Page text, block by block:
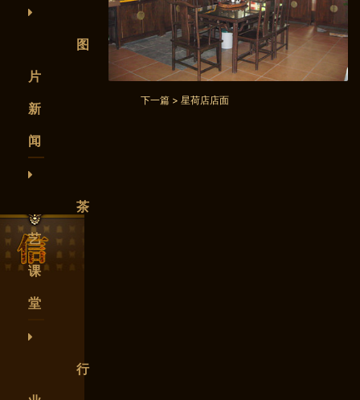
图
片
新
闻
茶
艺
课
堂
行
下一篇 > 星荷店店面